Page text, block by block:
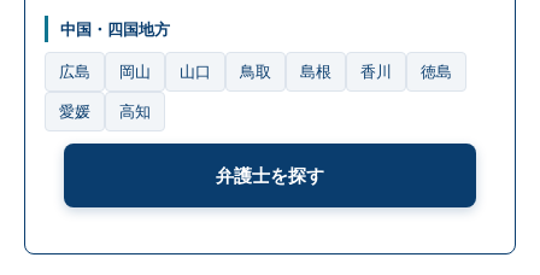
中国・四国地方
広島 岡山 山口 鳥取 島根 香川 徳島
愛媛 高知
弁護士を探す